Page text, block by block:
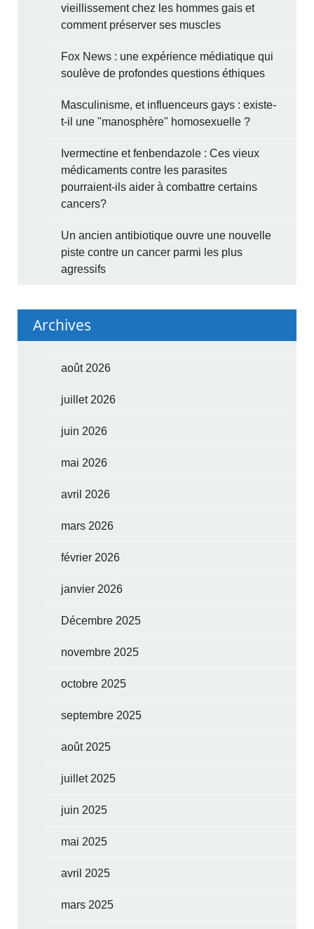
vieillissement chez les hommes gais et
comment préserver ses muscles
Fox News : une expérience médiatique qui
soulève de profondes questions éthiques
Masculinisme, et influenceurs gays : existe-
t-il une "manosphère" homosexuelle ?
Ivermectine et fenbendazole : Ces vieux
médicaments contre les parasites
pourraient-ils aider à combattre certains
cancers?
Un ancien antibiotique ouvre une nouvelle
piste contre un cancer parmi les plus
agressifs
Archives
août 2026
juillet 2026
juin 2026
mai 2026
avril 2026
mars 2026
février 2026
janvier 2026
Décembre 2025
novembre 2025
octobre 2025
septembre 2025
août 2025
juillet 2025
juin 2025
mai 2025
avril 2025
mars 2025